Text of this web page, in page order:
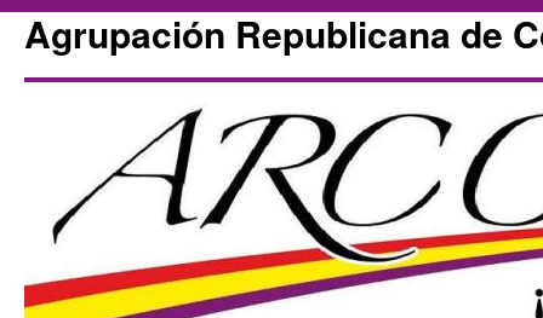
Agrupación Republicana de